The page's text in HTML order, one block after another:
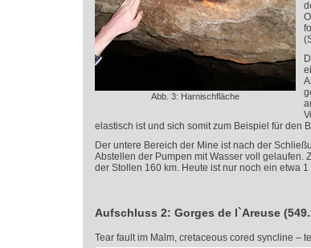
Abb. 3: Harnischfläche
elastisch ist und sich somit zum Beispiel für den
Der untere Bereich der Mine ist nach der
Abstellen der Pumpen mit Wasser voll gelaufen.
der Stollen 160 km. Heute ist nur noch ein etwa
Aufschluss 2: Gorges de l`Areuse
Tear fault im Malm, cretaceous cored syncline –